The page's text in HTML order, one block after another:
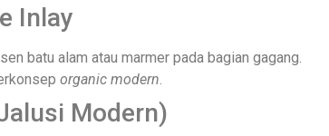
Inlay
batu alam atau marmer pada bagian gagang.
organic modern
Modern)